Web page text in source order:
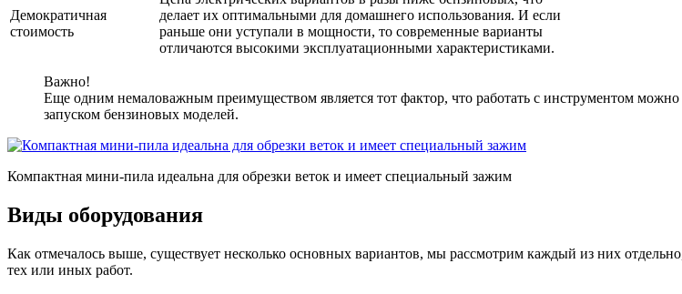
Демократичная
стоимость
делает их оптимальными для домашнего использования. И если
раньше они уступали в мощности, то современные варианты
отличаются высокими эксплуатационными характеристиками.
Важно!
Еще одним немаловажным преимуществом является тот фактор, что работать с инструментом
запуском бензиновых моделей.
Компактная мини-пила идеальна для обрезки веток и имеет специальный зажим
Виды оборудования
Как отмечалось выше, существует несколько основных вариантов, мы рассмотрим каждый из них
тех или иных работ.